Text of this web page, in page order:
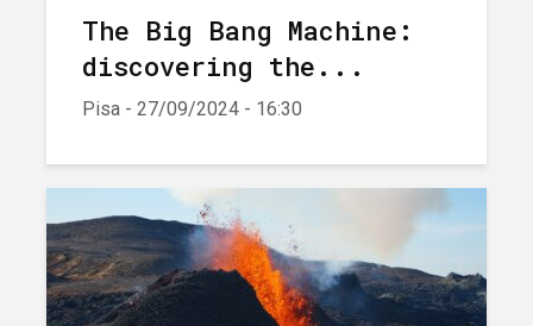
The Big Bang Machine:
discovering the...
Pisa - 27/09/2024 - 16:30